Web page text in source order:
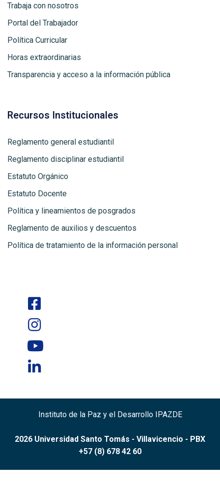
Trabaja con nosotros
Portal del Trabajador
Política Curricular
Horas extraordinarias
Transparencia y acceso a la información pública
Recursos Institucionales
Reglamento general estudiantil
Reglamento disciplinar estudiantil
Estatuto Orgánico
Estatuto Docente
Política y lineamientos de posgrados
Reglamento de auxilios y descuentos
Política de tratamiento de la información personal
Instituto de la Paz y el Desarrollo IPAZDE
2026 Universidad Santo Tomás - Villavicencio - PBX
+57 (8) 678 42 60